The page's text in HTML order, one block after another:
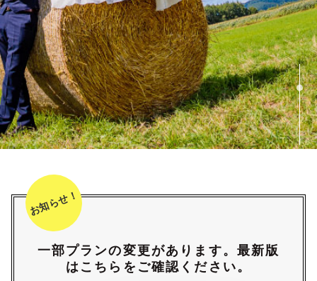
一部プランの変更があります。最新版
はこちらをご確認ください。